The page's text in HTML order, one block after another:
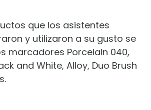
que los asistentes
y utilizaron a su gusto se
marcadores Porcelain 040,
and White, Alloy, Duo Brush